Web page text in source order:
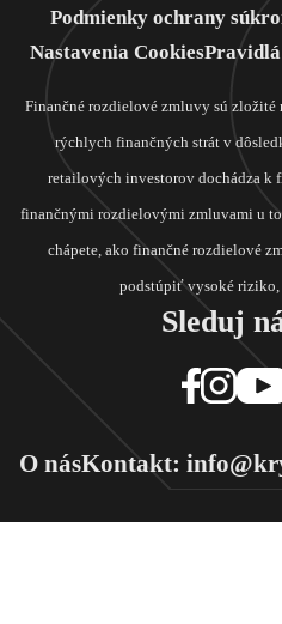
Podmienky ochrany
Nastavenia Cookies
Finančné rozdielové zmluvy sú zložité
rýchlych finančných strát v
retailových investorov dochádza k
finančnými rozdielovými zmluvami u
chápete, ako finančné rozdielové
podstúpiť vysoké riziko,
Sleduj
O násKontakt: